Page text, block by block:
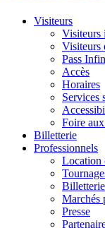
Visiteurs
Visiteurs
Visiteurs
Pass
Accès
Horaires
Services
Foire
Billetterie
Professionnels
Location
Marchés
Presse